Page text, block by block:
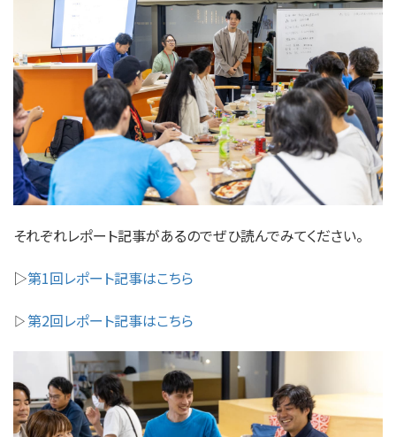
それぞれレポート記事があるのでぜひ読んでみてください。
▷第1回レポート記事はこちら
▷第2回レポート記事はこちら